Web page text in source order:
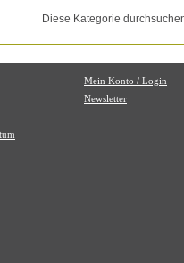
Diese Kategorie
Mein Konto / Login
Newsletter